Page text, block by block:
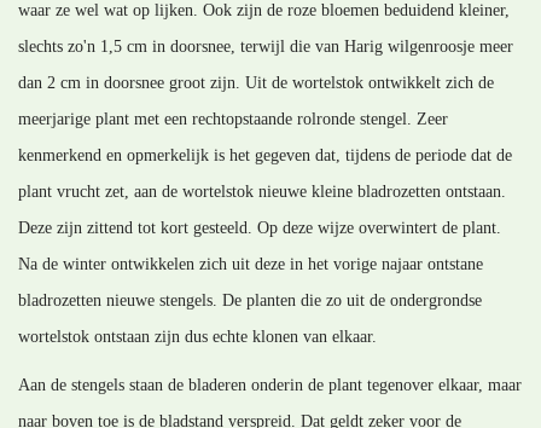
waar ze wel wat op lijken. Ook zijn de roze bloemen beduidend kleiner,
slechts zo'n 1,5 cm in doorsnee, terwijl die van Harig wilgenroosje meer
dan 2 cm in doorsnee groot zijn. Uit de wortelstok ontwikkelt zich de
meerjarige plant met een rechtopstaande rolronde stengel. Zeer
kenmerkend en opmerkelijk is het gegeven dat, tijdens de periode dat de
plant vrucht zet, aan de wortelstok nieuwe kleine bladrozetten ontstaan.
Deze zijn zittend tot kort gesteeld. Op deze wijze overwintert de plant.
Na de winter ontwikkelen zich uit deze in het vorige najaar ontstane
bladrozetten nieuwe stengels. De planten die zo uit de ondergrondse
wortelstok ontstaan zijn dus echte klonen van elkaar.
Aan de stengels staan de bladeren onderin de plant tegenover elkaar, maar
naar boven toe is de bladstand verspreid. Dat geldt zeker voor de